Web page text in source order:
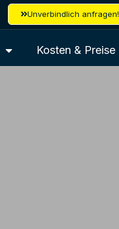
Unverbindlich anfragen!
Kosten & Preise